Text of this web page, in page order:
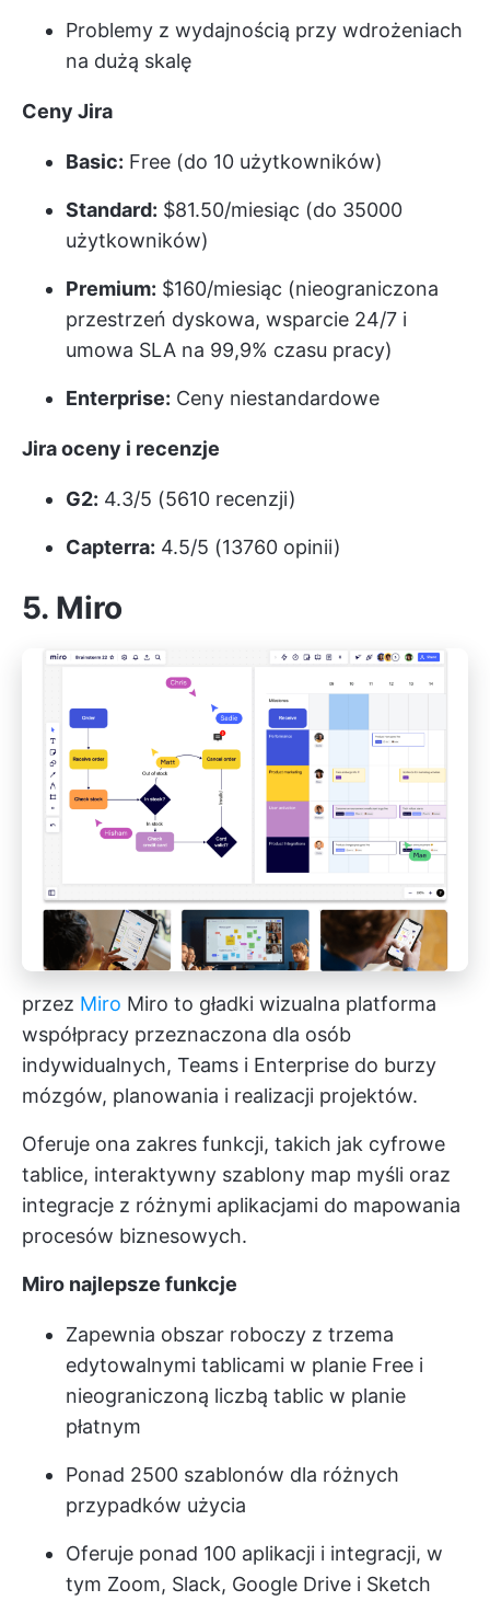
Problemy z wydajnością przy wdrożeniach
na dużą skalę
Ceny Jira
Basic: Free (do 10 użytkowników)
Standard: $81.50/miesiąc (do 35000
użytkowników)
Premium: $160/miesiąc (nieograniczona
przestrzeń dyskowa, wsparcie 24/7 i
umowa SLA na 99,9% czasu pracy)
Enterprise: Ceny niestandardowe
Jira oceny i recenzje
G2: 4.3/5 (5610 recenzji)
Capterra: 4.5/5 (13760 opinii)
5. Miro
przez Miro Miro to gładki wizualna platforma
współpracy przeznaczona dla osób
indywidualnych, Teams i Enterprise do burzy
mózgów, planowania i realizacji projektów.
Oferuje ona zakres funkcji, takich jak cyfrowe
tablice, interaktywny szablony map myśli oraz
integracje z różnymi aplikacjami do mapowania
procesów biznesowych.
Miro najlepsze funkcje
Zapewnia obszar roboczy z trzema
edytowalnymi tablicami w planie Free i
nieograniczoną liczbą tablic w planie
płatnym
Ponad 2500 szablonów dla różnych
przypadków użycia
Oferuje ponad 100 aplikacji i integracji, w
tym Zoom, Slack, Google Drive i Sketch